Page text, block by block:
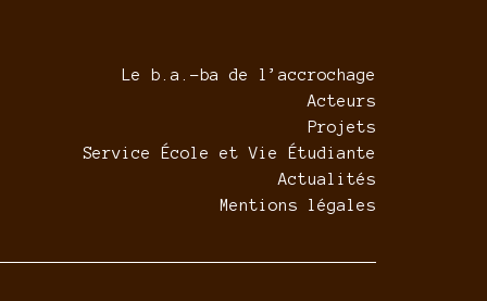
Le b.a.-ba de l’accrochage
Acteurs
Projets
Service École et Vie Étudiante
Actualités
Mentions légales